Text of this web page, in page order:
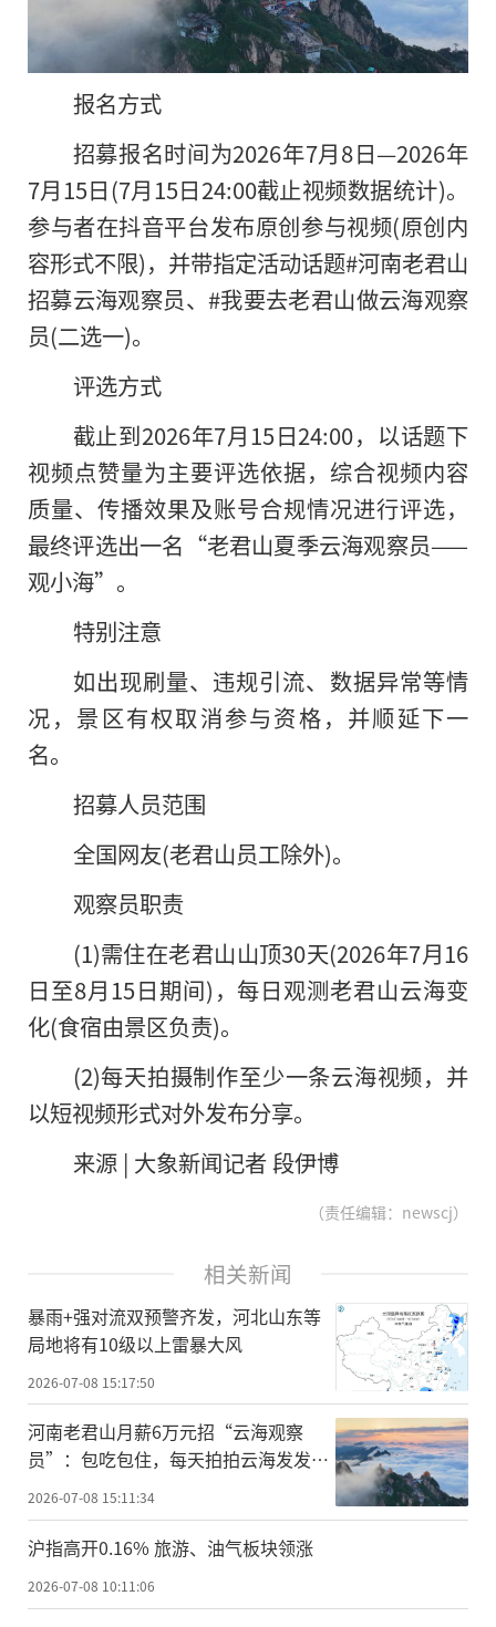
报名方式
招募报名时间为2026年7月8日—2026年
7月15日(7月15日24:00截止视频数据统计)。
参与者在抖音平台发布原创参与视频(原创内
容形式不限)，并带指定活动话题#河南老君山
招募云海观察员、#我要去老君山做云海观察
员(二选一)。
评选方式
截止到2026年7月15日24:00，以话题下
视频点赞量为主要评选依据，综合视频内容
质量、传播效果及账号合规情况进行评选，
最终评选出一名“老君山夏季云海观察员——
观小海”。
特别注意
如出现刷量、违规引流、数据异常等情
况，景区有权取消参与资格，并顺延下一
名。
招募人员范围
全国网友(老君山员工除外)。
观察员职责
(1)需住在老君山山顶30天(2026年7月16
日至8月15日期间)，每日观测老君山云海变
化(食宿由景区负责)。
(2)每天拍摄制作至少一条云海视频，并
以短视频形式对外发布分享。
来源 | 大象新闻记者 段伊博
（责任编辑：newscj）
相关新闻
暴雨+强对流双预警齐发，河北山东等
局地将有10级以上雷暴大风
2026-07-08 15:17:50
河南老君山月薪6万元招“云海观察
员”：包吃包住，每天拍拍云海发发视
频
2026-07-08 15:11:34
沪指高开0.16% 旅游、油气板块领涨
2026-07-08 10:11:06